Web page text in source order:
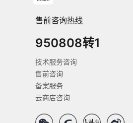
售前咨询热线
950808转1
技术服务咨询
售前咨询
备案服务
云商店咨询